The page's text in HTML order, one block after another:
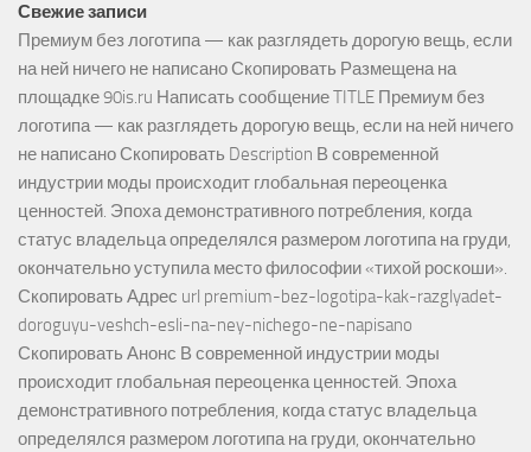
Свежие записи
Премиум без логотипа — как разглядеть дорогую вещь, если
на ней ничего не написано Скопировать Размещена на
площадке 90is.ru Написать сообщение TITLE Премиум без
логотипа — как разглядеть дорогую вещь, если на ней ничего
не написано Скопировать Description В современной
индустрии моды происходит глобальная переоценка
ценностей. Эпоха демонстративного потребления, когда
статус владельца определялся размером логотипа на груди,
окончательно уступила место философии «тихой роскоши».
Скопировать Адрес url premium-bez-logotipa-kak-razglyadet-
doroguyu-veshch-esli-na-ney-nichego-ne-napisano
Скопировать Анонс В современной индустрии моды
происходит глобальная переоценка ценностей. Эпоха
демонстративного потребления, когда статус владельца
определялся размером логотипа на груди, окончательно